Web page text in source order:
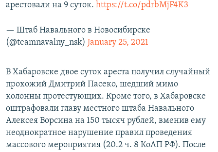
арестовали на 9 суток. https://t.co/pdrbMjF4K3
— Штаб Навального в Новосибирске
(@teamnavalny_nsk) January 25, 2021
В Хабаровске двое суток ареста получил случайный
прохожий Дмитрий Пасеко, шедший мимо
колонны протестующих. Кроме того, в Хабаровске
оштрафовали главу местного штаба Навального
Алексея Ворсина на 150 тысяч рублей, вменив ему
неоднократное нарушение правил проведения
массового мероприятия (20.2 ч. 8 КоАП РФ). После